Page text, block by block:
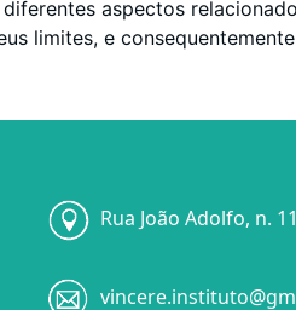
aspectos
limites, e
Rua João Adolfo, n.